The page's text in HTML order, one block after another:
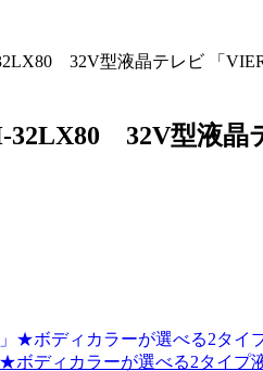
32V型液晶テレビ 「
32LX80 32V型液
ディカラーが選べる2タイプ